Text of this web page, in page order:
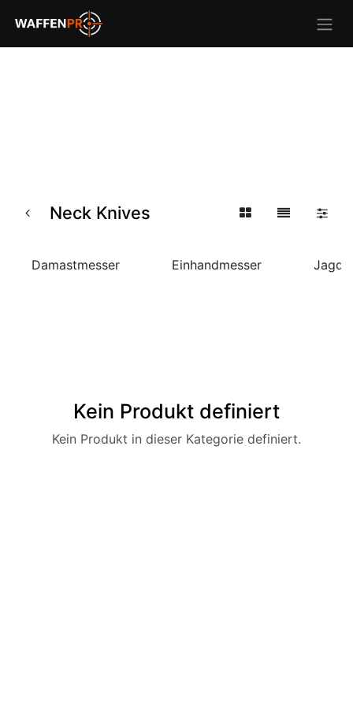
Neck Knives
Damastmesser Einhandmesser
Kein Produkt definiert
Kein Produkt in dieser Kategorie definiert.